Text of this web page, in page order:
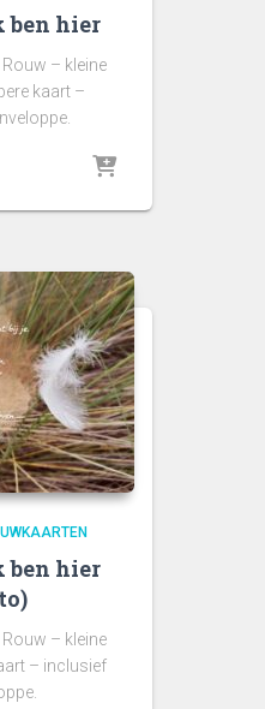
ben hier
Rouw – kleine
kaart –
ben hier
Rouw – kleine
– inclusief